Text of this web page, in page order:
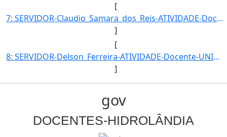
[
7: SERVIDOR-Claudio_Samara_dos_Reis-ATIVIDADE-Docente-UNIDADE_EM_EXERCICIO-UENS-HID-CARGO-Professor_do_]
]
[
8: SERVIDOR-Delson_Ferreira-ATIVIDADE-Docente-UNIDADE_EM_EXERCICIO-UENS-HID-CARGO-Professor_do_Ensino_B]
]
gov
DOCENTES-HIDROLÂNDIA